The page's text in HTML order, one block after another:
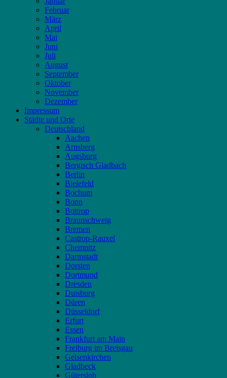
Februar
März
April
Mai
Juni
Juli
August
September
Oktober
November
Dezember
Impressum
Städte und Orte
Deutschland
Aachen
Arnsberg
Augsburg
Bergisch Gladbach
Berlin
Bielefeld
Bochum
Bonn
Bottrop
Braunschweig
Bremen
Castrop-Rauxel
Chemnitz
Darmstadt
Dorsten
Dortmund
Dresden
Duisburg
Düren
Düsseldorf
Erfurt
Essen
Frankfurt am Main
Freiburg im Breisgau
Gelsenkirchen
Gladbeck
Gütersloh